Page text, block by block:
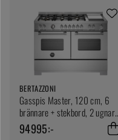
BERTAZZONI
Gasspis Master, 120 cm, 6
brännare + stekbord, 2 ugnar,
Rostfri - Bertazzoni
94995:-